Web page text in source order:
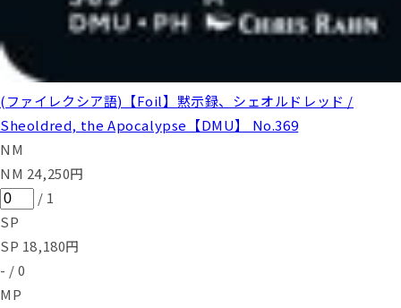
(ファイレクシア語)【Foil】黙示録、シェオルドレッド /
Sheoldred, the Apocalypse【DMU】 No.369
NM
NM 24,250円
/ 1
SP
SP 18,180円
- / 0
MP